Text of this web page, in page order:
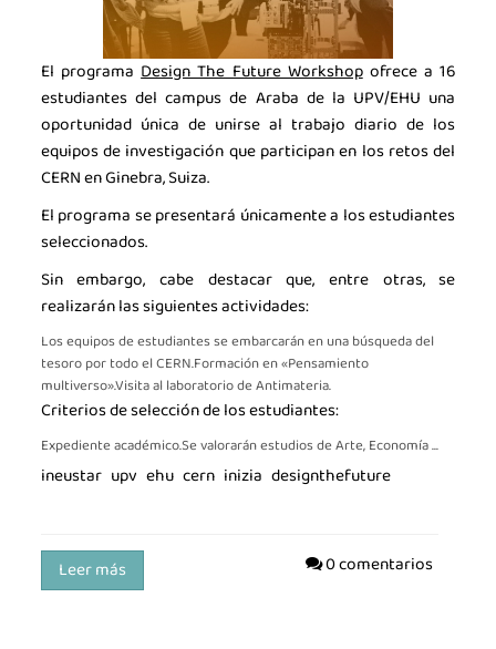
La industria de la Ciencia
La Asociación
Noticias
Agenda
Únete
El programaDesign The Future Workshopofrece a 16
estudiantes del campus de Araba de la UPV/EHU una
oportunidad única de unirse al trabajo diario de los
equipos de investigación que participan en los retos del
CERN en Ginebra, Suiza.
El programa se presentará únicamente a los estudiantes
seleccionados.
Sin embargo, cabe destacar que, entre otras, se
realizarán las siguientes actividades:
Los equipos de estudiantes se embarcarán en una búsqueda del
tesoro por todo el CERN.Formación en «Pensamiento
multiverso».Visita al laboratorio de Antimateria.
Criterios de selección de los estudiantes:
Expediente académico.Se valorarán estudios de Arte, Economía ...
ineustar upv ehu cern inizia designthefuture
0 comentarios
Leer más